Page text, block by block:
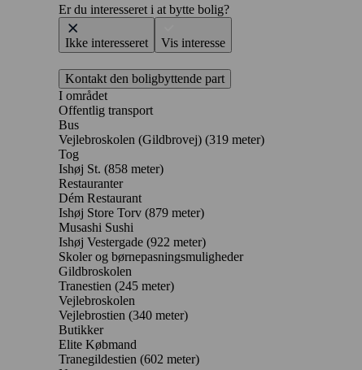
Er du interesseret i at bytte bolig?
Ikke interesseret Vis interesse
Kontakt den boligbyttende part
I området
Offentlig transport
Bus
Vejlebroskolen (Gildbrovej) (319 meter)
Tog
Ishøj St. (858 meter)
Restauranter
Dém Restaurant
Ishøj Store Torv (879 meter)
Musashi Sushi
Ishøj Vestergade (922 meter)
Skoler og børnepasningsmuligheder
Gildbroskolen
Tranestien (245 meter)
Vejlebroskolen
Vejlebrostien (340 meter)
Butikker
Elite Købmand
Tranegildestien (602 meter)